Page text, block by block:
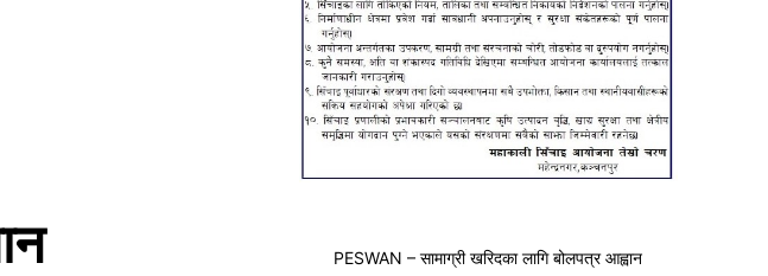
PESWAN – सामाग्री खरिदका लागि बोलपत्र आह्वान